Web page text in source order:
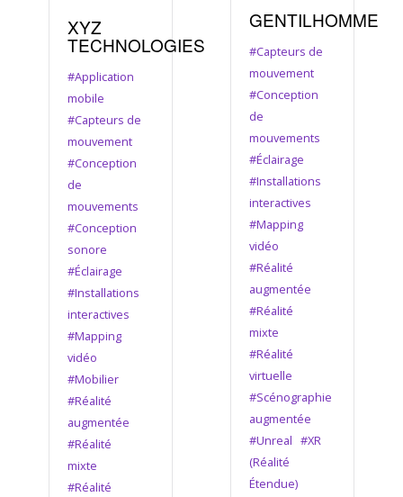
XYZ
TECHNOLOGIES
#Application
mobile
#Capteurs de
mouvement
#Conception
de
mouvements
#Conception
sonore
#Éclairage
#Installations
interactives
#Mapping
vidéo
#Mobilier
#Réalité
augmentée
#Réalité
mixte
#Réalité
GENTILHOMME
#Capteurs de
mouvement
#Conception
de
mouvements
#Éclairage
#Installations
interactives
#Mapping
vidéo
#Réalité
augmentée
#Réalité
mixte
#Réalité
virtuelle
#Scénographie
augmentée
#Unreal #XR
(Réalité
Étendue)